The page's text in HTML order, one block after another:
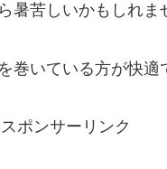
苦しいかもしれま
巻いている方が快適
スポンサーリンク